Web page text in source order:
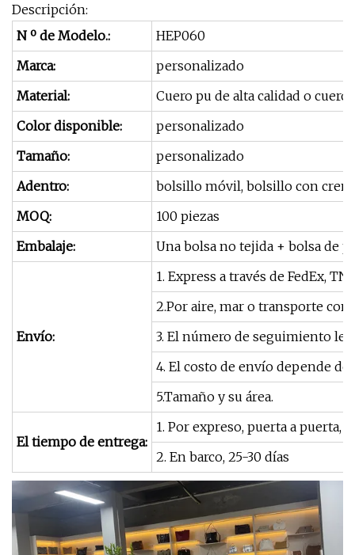
Descripción:
N º de Modelo.:
HEP060
Marca:
personalizado
Material:
Cuero pu de alta calidad o
Color disponible:
personalizado
Tamaño:
personalizado
Adentro:
bolsillo móvil, bolsillo con
MOQ:
100 piezas
Embalaje:
Una bolsa no tejida + bolsa de
Envío:
1. Express a través de FedEx,
2.Por aire, mar o transporte
3. El número de seguimiento le
4. El costo de envío depende
5.Tamaño y su área.
El tiempo de entrega:
1. Por expreso, puerta a puerta,
2. En barco, 25-30 días